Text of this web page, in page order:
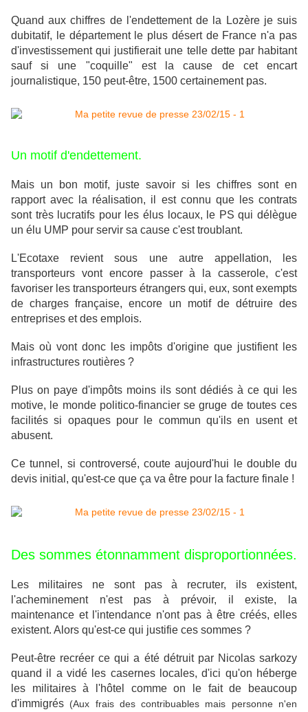
Quand aux chiffres de l'endettement de la Lozère je suis
dubitatif, le département le plus désert de France n'a pas
d'investissement qui justifierait une telle dette par habitant
sauf si une "coquille" est la cause de cet encart
journalistique, 150 peut-être, 1500 certainement pas.
Un motif d'endettement.
Mais un bon motif, juste savoir si les chiffres sont en
rapport avec la réalisation, il est connu que les contrats
sont très lucratifs pour les élus locaux, le PS qui délègue
un élu UMP pour servir sa cause c'est troublant.
L'Ecotaxe revient sous une autre appellation, les
transporteurs vont encore passer à la casserole, c'est
favoriser les transporteurs étrangers qui, eux, sont exempts
de charges française, encore un motif de détruire des
entreprises et des emplois.
Mais où vont donc les impôts d'origine que justifient les
infrastructures routières ?
Plus on paye d'impôts moins ils sont dédiés à ce qui les
motive, le monde politico-financier se gruge de toutes ces
facilités si opaques pour le commun qu'ils en usent et
abusent.
Ce tunnel, si controversé, coute aujourd'hui le double du
devis initial, qu'est-ce que ça va être pour la facture finale !
Des sommes étonnamment disproportionnées.
Les militaires ne sont pas à recruter, ils existent,
l'acheminement n'est pas à prévoir, il existe, la
maintenance et l'intendance n'ont pas à être créés, elles
existent. Alors qu'est-ce qui justifie ces sommes ?
Peut-être recréer ce qui a été détruit par Nicolas sarkozy
quand il a vidé les casernes locales, d'ici qu'on héberge
les militaires à l'hôtel comme on le fait de beaucoup
d'immigrés (Aux frais des contribuables mais personne n'en